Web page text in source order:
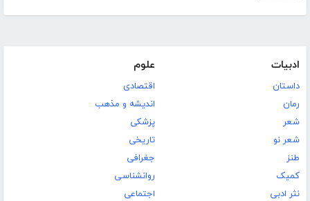
ادبیات
داستان
رمان
شعر
شعر نو
طنز
کمیک
نثر ادبی
علوم
اقتصادی
اندیشه و مذهب
پزشکی
تاریخی
جغرافی
روانشناسی
اجتماعی